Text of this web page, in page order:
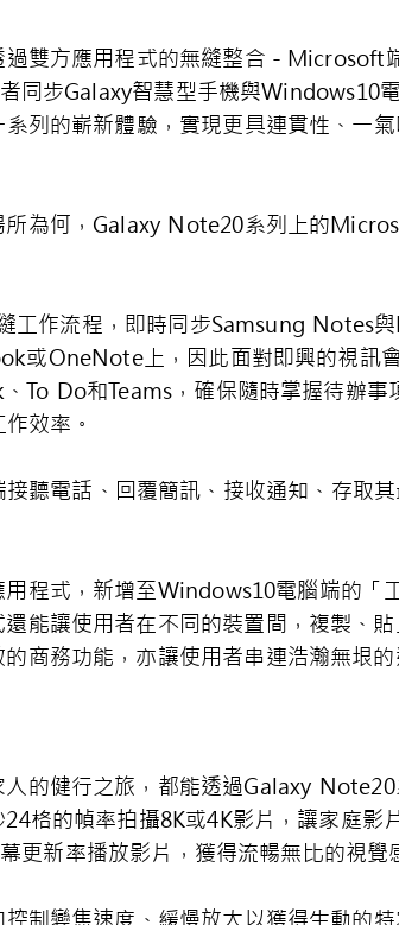
雙方應用程式的無縫整合－Microsoft
同步Galaxy智慧型手機與Windows10
列的嶄新體驗，實現更具連貫性、一
所為何，Galaxy Note20系列上的
工作流程，即時同步Samsung Notes
或OneNote上，因此面對即興的視訊
To Do和Teams，確保隨時掌握待辦事
效率。
聽電話、回覆簡訊、接收通知、存取
程式，新增至Windows10電腦端的「
能讓使用者在不同的裝置間，複製、
商務功能，亦讓使用者串連浩瀚無垠的
的健行之旅，都能透過Galaxy
格的幀率拍攝8K或4K影片，讓家庭影
更新率播放影片，獲得流暢無比的視覺